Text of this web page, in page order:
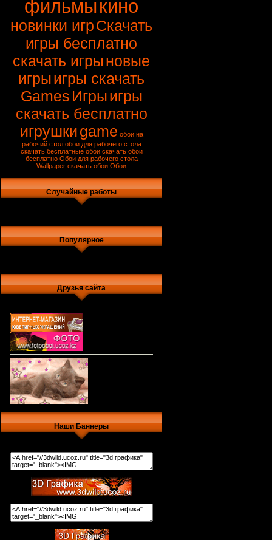
фильмыкино
новинки игрСкачать
игры бесплатно
скачать игрыновые
игрыигры скачать
Games Игрыигры
скачать бесплатно
игрушкиgame обои на
рабочий стол обои для рабочего стола
скачать бесплатные обои скачать обои
бесплатно Обои для рабочего стола
Wallpaper скачать обои Обои
Случайные работы
Популярное
Друзья сайта
Наши Баннеры